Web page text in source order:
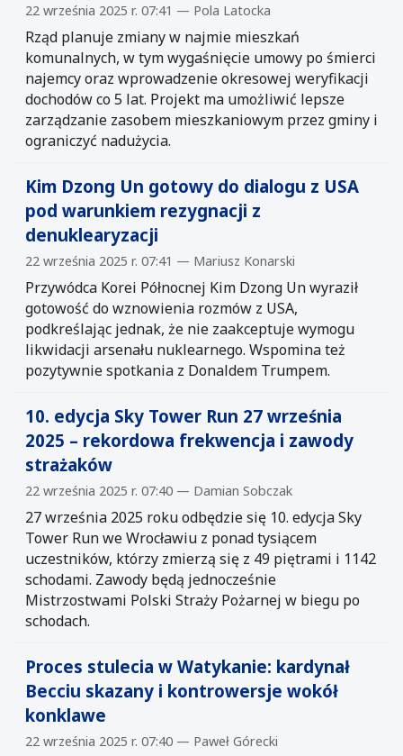
22 września 2025 r. 07:41 — Pola Latocka
Rząd planuje zmiany w najmie mieszkań
komunalnych, w tym wygaśnięcie umowy po śmierci
najemcy oraz wprowadzenie okresowej weryfikacji
dochodów co 5 lat. Projekt ma umożliwić lepsze
zarządzanie zasobem mieszkaniowym przez gminy i
ograniczyć nadużycia.
Kim Dzong Un gotowy do dialogu z USA
pod warunkiem rezygnacji z
denuklearyzacji
22 września 2025 r. 07:41 — Mariusz Konarski
Przywódca Korei Północnej Kim Dzong Un wyraził
gotowość do wznowienia rozmów z USA,
podkreślając jednak, że nie zaakceptuje wymogu
likwidacji arsenału nuklearnego. Wspomina też
pozytywnie spotkania z Donaldem Trumpem.
10. edycja Sky Tower Run 27 września
2025 – rekordowa frekwencja i zawody
strażaków
22 września 2025 r. 07:40 — Damian Sobczak
27 września 2025 roku odbędzie się 10. edycja Sky
Tower Run we Wrocławiu z ponad tysiącem
uczestników, którzy zmierzą się z 49 piętrami i 1142
schodami. Zawody będą jednocześnie
Mistrzostwami Polski Straży Pożarnej w biegu po
schodach.
Proces stulecia w Watykanie: kardynał
Becciu skazany i kontrowersje wokół
konklawe
22 września 2025 r. 07:40 — Paweł Górecki